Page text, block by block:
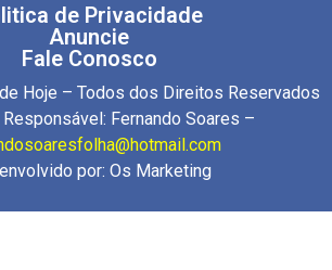
de Privacidade
Anuncie
Fale Conosco
Hoje – Todos dos Direitos Reservados
Fernando Soares –
por: Os Marketing